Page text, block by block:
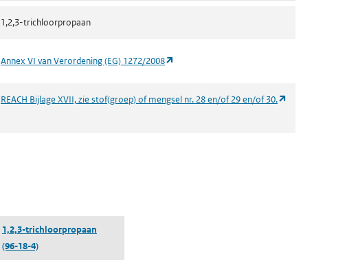
1,2,3-trichloorpropaan
Annex VI van Verordening (EG) 1272/2008
REACH Bijlage XVII, zie stof(groep) of mengsel nr. 28 en/of 29 en/of 30.
1,2,3-trichloorpropaan
(96-18-4)